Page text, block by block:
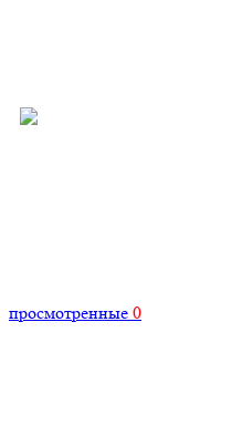
просмотренные 0